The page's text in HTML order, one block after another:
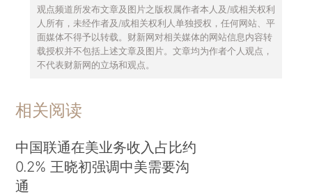
观点频道所发布文章及图片之版权属作者本人及/或相关权利
人所有，未经作者及/或相关权利人单独授权，任何网站、平
面媒体不得予以转载。财新网对相关媒体的网站信息内容转
载授权并不包括上述文章及图片。文章均为作者个人观点，
不代表财新网的立场和观点。
相关阅读
中国联通在美业务收入占比约
0.2% 王晓初强调中美需要沟
通